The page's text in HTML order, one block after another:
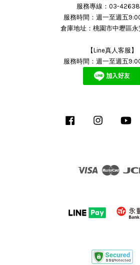
服務專線：03-
服務時間：週一至週五
倉庫地址：桃園市中壢區永
【Line真人客服】
服務時間：週一至週五
Facebook Instagram
Visa Master